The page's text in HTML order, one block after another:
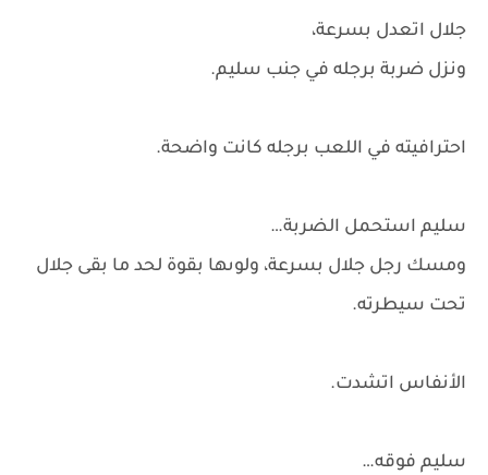
جلال اتعدل بسرعة،
ونزل ضربة برجله في جنب سليم.
احترافيته في اللعب برجله كانت واضحة.
سليم استحمل الضربة…
ومسك رجل جلال بسرعة، ولوىها بقوة لحد ما بقى جلال
تحت سيطرته.
الأنفاس اتشدت.
سليم فوقه…